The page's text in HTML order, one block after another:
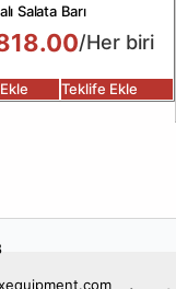
Salata Barı
/Her biri
Teklife Ekle